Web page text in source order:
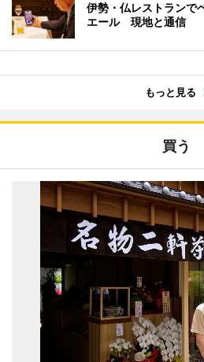
伊勢・仏レストランで
エール 現地と通信
もっと見る
買う